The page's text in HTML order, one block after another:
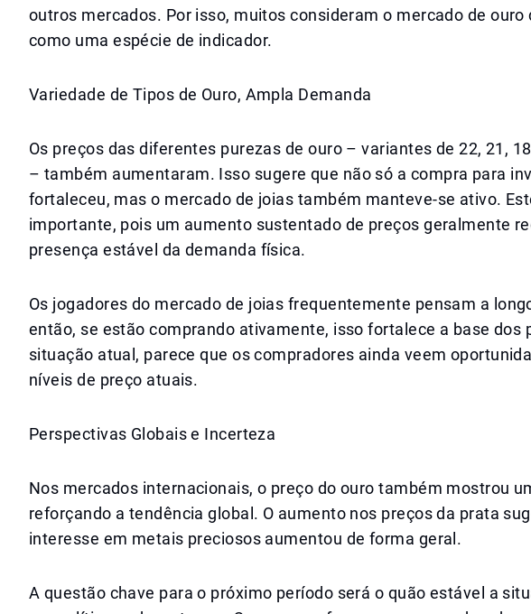
outros mercados. Por isso, muitos consideram o mercado de ouro
como uma espécie de indicador.
Variedade de Tipos de Ouro, Ampla Demanda
Os preços das diferentes purezas de ouro – variantes de 22, 21,
– também aumentaram. Isso sugere que não só a compra para
fortaleceu, mas o mercado de joias também manteve-se ativo.
importante, pois um aumento sustentado de preços geralmente
presença estável da demanda física.
Os jogadores do mercado de joias frequentemente pensam a
então, se estão comprando ativamente, isso fortalece a base dos
situação atual, parece que os compradores ainda veem
níveis de preço atuais.
Perspectivas Globais e Incerteza
Nos mercados internacionais, o preço do ouro também mostrou
reforçando a tendência global. O aumento nos preços da prata
interesse em metais preciosos aumentou de forma geral.
A questão chave para o próximo período será o quão estável a